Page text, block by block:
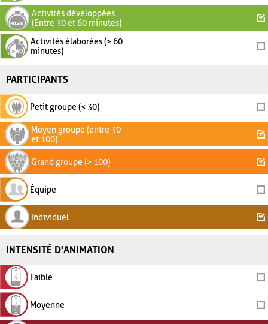
Activités développées
(Entre 30 et 60 minutes)
Activités élaborées (> 60
minutes)
PARTICIPANTS
Petit groupe (< 30)
Moyen groupe (entre 30
et 100)
Grand groupe (> 100)
Équipe
Individuel
INTENSITÉ D'ANIMATION
Faible
Moyenne